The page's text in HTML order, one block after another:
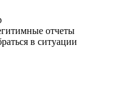
отчеты
в ситуации